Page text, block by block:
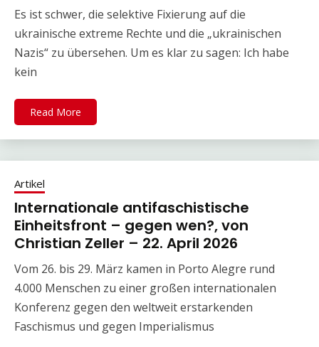
Es ist schwer, die selektive Fixierung auf die
ukrainische extreme Rechte und die „ukrainischen
Nazis“ zu übersehen. Um es klar zu sagen: Ich habe
kein
Read More
Artikel
Internationale antifaschistische
Einheitsfront – gegen wen?, von
Christian Zeller – 22. April 2026
Vom 26. bis 29. März kamen in Porto Alegre rund
4.000 Menschen zu einer großen internationalen
Konferenz gegen den weltweit erstarkenden
Faschismus und gegen Imperialismus